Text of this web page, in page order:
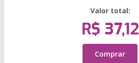
Valor total:
R$ 37,12
Comprar